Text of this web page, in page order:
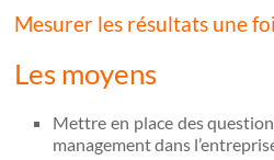
Mesurer les résultats une
Les moyens
Mettre en place des
management dans